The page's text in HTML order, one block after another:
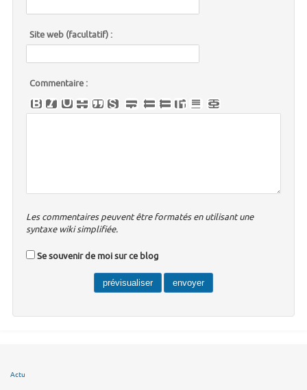
Site web (facultatif) :
Commentaire :
Les commentaires peuvent être formatés en utilisant une
syntaxe wiki simplifiée.
Se souvenir de moi sur ce blog
Actu